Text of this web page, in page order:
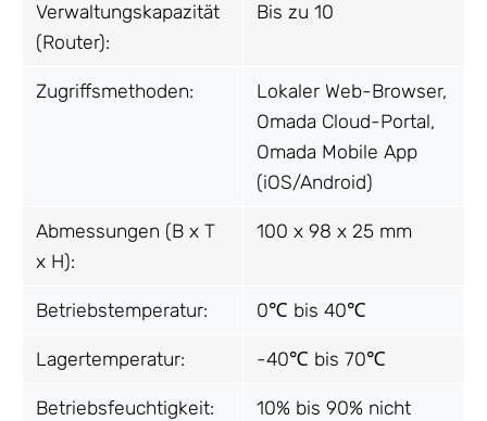
Verwaltungskapazität
(Router):
Bis zu 10
Zugriffsmethoden:
Lokaler Web-Browser,
Omada Cloud-Portal,
Omada Mobile App
(iOS/Android)
Abmessungen (B x T
x H):
100 x 98 x 25 mm
Betriebstemperatur: 0℃ bis 40℃
Lagertemperatur: -40℃ bis 70℃
Betriebsfeuchtigkeit:
10% bis 90% nicht